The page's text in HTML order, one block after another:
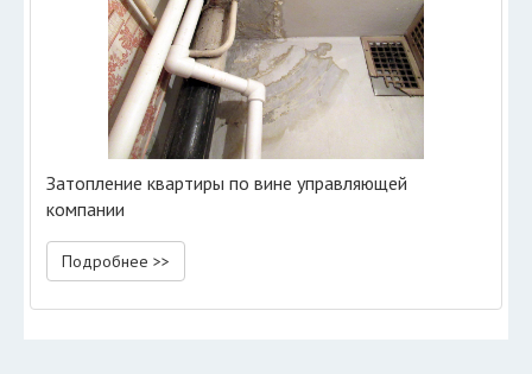
Затопление квартиры по вине управляющей
компании
Подробнее >>